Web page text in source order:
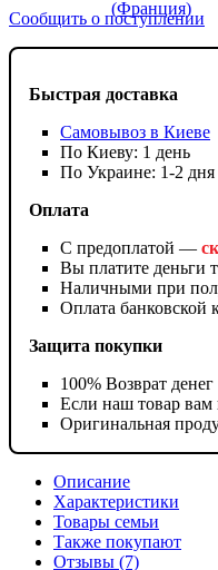
Быстрая доставка
Самовывоз в Киеве
По Киеву: 1 день
По Украине: 1-2 дня
Оплата
С предоплатой —
Вы платите деньги
Наличными при
Оплата банковской
Защита покупки
100% Возврат денег
Если наш товар вам
Оригинальная
Сообщить о поступлении
Описание
Характеристики
Товары семьи
Также покупают
Отзывы (7)